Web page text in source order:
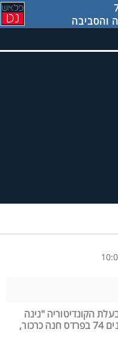
והסביבה
הקונדיטוריה "נינה
קונדיטורית בוטיק", הנמצאת בדרך הבנים 74 בפרדס חנה כרכור,